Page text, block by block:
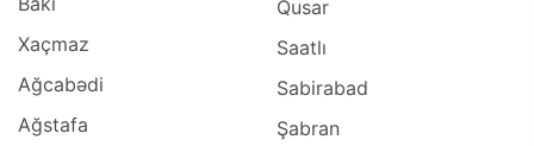
Xaçmaz
Ağcabədi
Ağstafa
Qusar
Saatlı
Sabirabad
Şabran